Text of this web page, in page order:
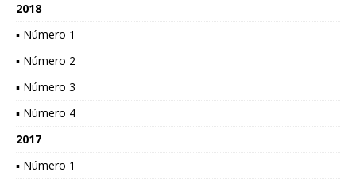
2018
▪ Número 1
▪ Número 2
▪ Número 3
▪ Número 4
2017
▪ Número 1